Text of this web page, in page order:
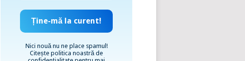
Nici nouă nu ne place spamul!
Citește politica noastră de